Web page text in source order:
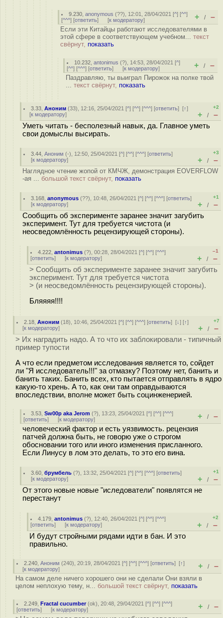
9.230 ,anonymous (??), 12:01, 28/04/2021 [^] [^^]
[^^^] [ответить] [к модератору] + / –
Если эти Китайцы работают исследователями в
этой сфере в соответствующем учебном... текст
свёрнут, показать
10.232 ,antonimus (?), 14:53, 28/04/2021 [^]
[^^] [^^^] [ответить] [к модератору] + / –
Паздравляю, ты выиграл Пирожок на полке твой
... текст свёрнут, показать
3.33 ,Аноним (33), 12:16, 25/04/2021 [^] [^^] [^^^] [ответить][↑]
[к модератору]
+2
+ / –
Уметь читать - бесполезный навык, да. Главное уметь
свои домыслы высирать.
3.44 ,Аноним (-), 12:50, 25/04/2021 [^] [^^] [^^^] [ответить]
[к модератору]
+3
+ / –
Наглядное чтение жопой от КМЧЖ, демонстрация EOVERFLOW
-ая ... большой текст свёрнут, показать
3.168 ,anonymous (??), 10:48, 26/04/2021 [^] [^^] [^^^] [ответить]
[к модератору]
+1
+ / –
Сообщить об эксперименте заранее значит загубить
эксперимент. Тут для требуется чистота (и
неосведомлённость рецензирующей стороны).
4.222 ,antonimus (?), 00:28, 28/04/2021 [^] [^^] [^^^]
[ответить] [к модератору]
–1
+ / –
> Сообщить об эксперименте заранее значит загубить
эксперимент. Тут для требуется чистота
> (и неосведомлённость рецензирующей стороны).
Бляяяя!!!!
2.18 ,Аноним (18), 10:46, 25/04/2021 [^] [^^] [^^^] [ответить][↓] [↑]
[к модератору]
+7
+ / –
> Их наградить надо. А то что их заблокировали - типичный
пример тупости
А что если предметом исследования является то, сойдет
ли "Я исследователь!!!" за отмазку? Поэтому нет, банить и
банить таких. Банить всех, кто пытается отправлять в ядро
какую-то хрень. А то, как они там оправдываются
впоследствии, вполне может быть социнженерией.
3.53 ,Sw00p aka Jerom (?), 13:23, 25/04/2021 [^] [^^] [^^^]
[ответить] [к модератору] + / –
человеческий фактор и есть уязвимость. рецензия
патчей должна быть, не говорю уже о строгом
обосновании того или иного изменения присланного.
Если Линусу в лом это делать, то это его вина.
3.60 ,брумбель (?), 13:32, 25/04/2021 [^] [^^] [^^^] [ответить]
[к модератору]
+1
+ / –
От этого новые новые "иследователи" появлятся не
перестанут
4.179 ,antonimus (?), 12:40, 26/04/2021 [^] [^^] [^^^]
[ответить] [к модератору]
+2
+ / –
И будут стройными рядами идти в бан. И это
правильно.
2.240 ,Аноним (240), 20:19, 28/04/2021 [^] [^^] [^^^] [ответить][↑]
[к модератору] + / –
На самом деле ничего хорошего они не сделали Они взяли в
целом неплохую тему, н... большой текст свёрнут, показать
2.249 ,Fractal cucumber(ok), 20:48, 29/04/2021 [^] [^^] [^^^]
[ответить] [к модератору] + / –